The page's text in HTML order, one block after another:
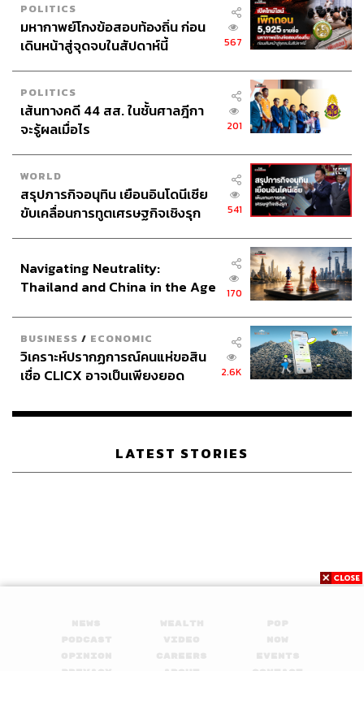
POLITICS
มหากาพย์โกงข้อสอบท้องถิ่น ก่อน
เดินหน้าสู่จุดจบในสัปดาห์นี้
567
POLITICS
เส้นทางคดี 44 สส. ในชั้นศาลฎีกา
จะรู้ผลเมื่อไร
201
WORLD
สรุปภารกิจอนุทิน เยือนอินโดนีเซีย
ขับเคลื่อนการทูตเศรษฐกิจเชิงรุก
541
Navigating Neutrality:
Thailand and China in the Age
170
BUSINESS / ECONOMIC
วิเคราะห์ปรากฏการณ์คนแห่ขอสิน
เชื่อ CLICX อาจเป็นเพียงยอด
เรือนไทยที่ถูกซุกไว้
2.6K
LATEST STORIES
Privacy
About Contact